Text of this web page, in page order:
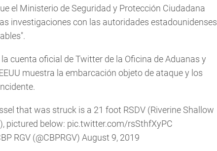
el Ministerio de Seguridad y Protección Ciudadana
investigaciones con las autoridades estadounidenses
cuenta oficial de Twitter de la Oficina de Aduanas y
muestra la embarcación objeto de ataque y los
that was struck is a 21 foot RSDV (Riverine Shallow
pictured below: pic.twitter.com/rsSthfXyPC
RGV (@CBPRGV) August 9, 2019